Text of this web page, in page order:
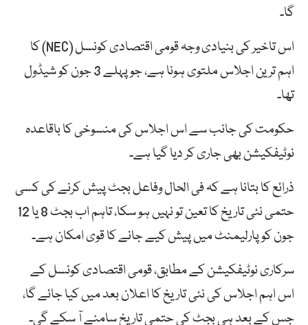
گا۔
اس تاخیر کی بنیادی وجہ قومی اقتصادی کونسل (NEC) کا
اہم ترین اجلاس ملتوی ہونا ہے، جو پہلے 3 جون کو شیڈول
تھا۔
حکومت کی جانب سے اس اجلاس کی منسوخی کا باقاعدہ
نوٹیفکیشن بھی جاری کر دیا گیا ہے۔
ذرائع کا بتانا ہے کہ فی الحال وفاعل بجٹ پیش کرنے کی کسی
حتمی نئی تاریخ کا تعین تو نہیں ہو سکا، تاہم اب بجٹ 8 یا 12
جون کو پارلیمنٹ میں پیش کیے جانے کا قوی امکان ہے۔
سرکاری نوٹیفکیشن کے مطابق، قومی اقتصادی کونسل کے
اس اہم اجلاس کی نئی تاریخ کا اعلان بعد میں کیا جائے گا،
جس کے بعد ہی بجٹ کی حتمی تاریخ سامنے آ سکے گی۔